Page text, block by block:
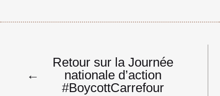
Navigation
l’article
←
Retour sur la Journée
nationale d’action
#BoycottCarrefour